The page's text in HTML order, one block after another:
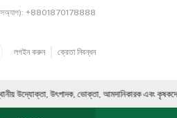
+8801870178888
লগইন করুন ক্রেতা নিবন্ধন
ভোক্তা, আমদানিকারক এবং কৃষকদের পণ্য ক্রয় ও